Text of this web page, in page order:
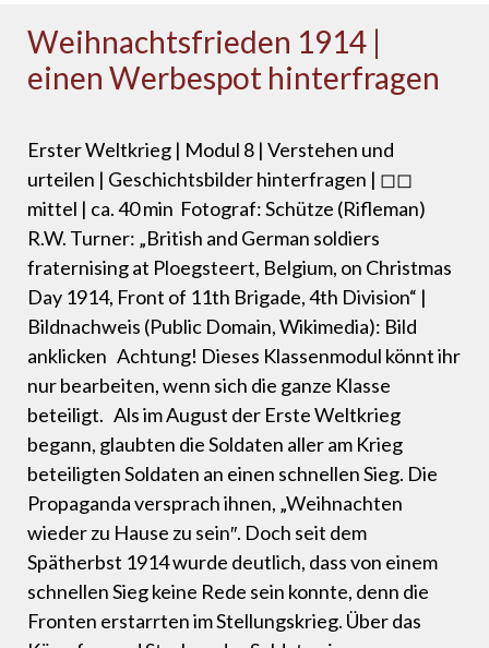
Weihnachtsfrieden 1914 |
einen Werbespot hinterfragen
Erster Weltkrieg | Modul 8 | Verstehen und
urteilen | Geschichtsbilder hinterfragen | ◻◻
mittel | ca. 40 min Fotograf: Schütze (Rifleman)
R.W. Turner: „British and German soldiers
fraternising at Ploegsteert, Belgium, on Christmas
Day 1914, Front of 11th Brigade, 4th Division“ |
Bildnachweis (Public Domain, Wikimedia): Bild
anklicken Achtung! Dieses Klassenmodul könnt ihr
nur bearbeiten, wenn sich die ganze Klasse
beteiligt. Als im August der Erste Weltkrieg
begann, glaubten die Soldaten aller am Krieg
beteiligten Soldaten an einen schnellen Sieg. Die
Propaganda versprach ihnen, „Weihnachten
wieder zu Hause zu sein″. Doch seit dem
Spätherbst 1914 wurde deutlich, dass von einem
schnellen Sieg keine Rede sein konnte, denn die
Fronten erstarrten im Stellungskrieg. Über das